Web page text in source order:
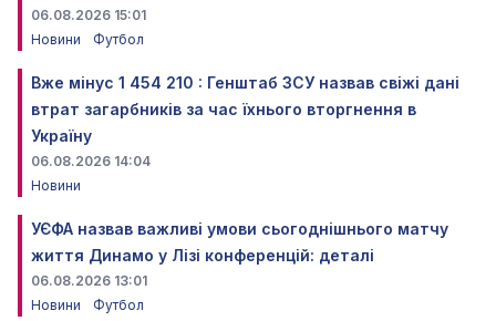
06.08.2026 15:01
Новини
Футбол
Вже мінус 1 454 210 : Генштаб ЗСУ назвав свіжі дані
втрат загарбників за час їхнього вторгнення в
Україну
06.08.2026 14:04
Новини
УЄФА назвав важливі умови сьогоднішнього матчу
життя Динамо у Лізі конференцій: деталі
06.08.2026 13:01
Новини
Футбол